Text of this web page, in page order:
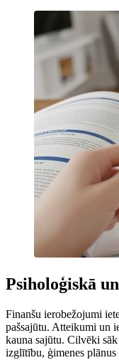
Psiholoģiskā
Finanšu ierobežojumi
pašsajūtu. Atteikumi un
kauna sajūtu. Cilvēki
izglītību, ģimenes